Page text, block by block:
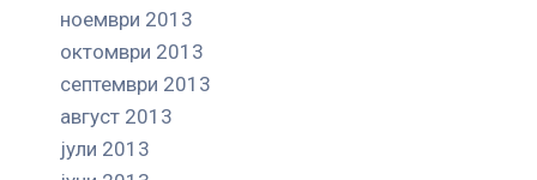
ноември 2013
октомври 2013
септември 2013
август 2013
јули 2013